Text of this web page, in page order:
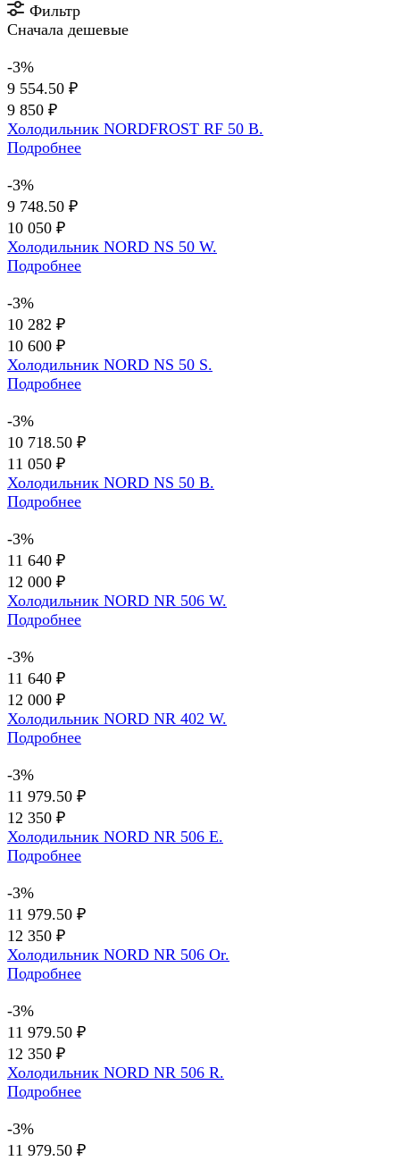
Фильтр
Сначала дешевые
-3%
9 554.50 ₽
9 850 ₽
Холодильник NORDFROST RF 50 B.
Подробнее
-3%
9 748.50 ₽
10 050 ₽
Холодильник NORD NS 50 W.
Подробнее
-3%
10 282 ₽
10 600 ₽
Холодильник NORD NS 50 S.
Подробнее
-3%
10 718.50 ₽
11 050 ₽
Холодильник NORD NS 50 B.
Подробнее
-3%
11 640 ₽
12 000 ₽
Холодильник NORD NR 506 W.
Подробнее
-3%
11 640 ₽
12 000 ₽
Холодильник NORD NR 402 W.
Подробнее
-3%
11 979.50 ₽
12 350 ₽
Холодильник NORD NR 506 E.
Подробнее
-3%
11 979.50 ₽
12 350 ₽
Холодильник NORD NR 506 Or.
Подробнее
-3%
11 979.50 ₽
12 350 ₽
Холодильник NORD NR 506 R.
Подробнее
-3%
11 979.50 ₽